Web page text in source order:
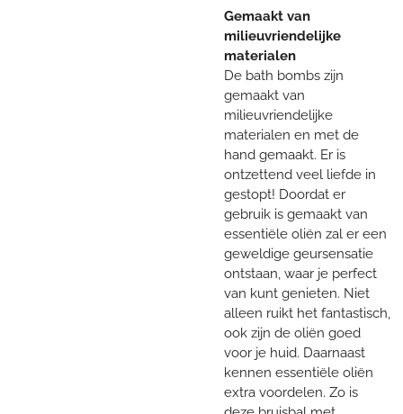
Gemaakt van
milieuvriendelijke
materialen
De bath bombs zijn
gemaakt van
milieuvriendelijke
materialen en met de
hand gemaakt. Er is
ontzettend veel liefde in
gestopt! Doordat er
gebruik is gemaakt van
essentiële oliën zal er een
geweldige geursensatie
ontstaan, waar je perfect
van kunt genieten. Niet
alleen ruikt het fantastisch,
ook zijn de oliën goed
voor je huid. Daarnaast
kennen essentiële oliën
extra voordelen. Zo is